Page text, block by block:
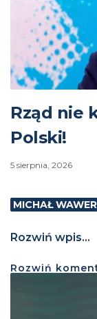
Rząd nie
Polski!
5 sierpnia, 2026
MICHAŁ WAWER
Rozwiń wpis...
Rozwiń